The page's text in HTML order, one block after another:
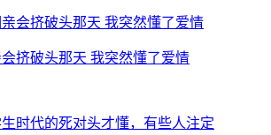
挤破头那天 我突然懂了爱情